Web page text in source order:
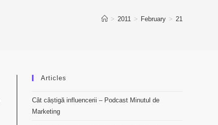
> 2011 > February > 21
Articles
Cât câștigă influencerii – Podcast Minutul de
Marketing